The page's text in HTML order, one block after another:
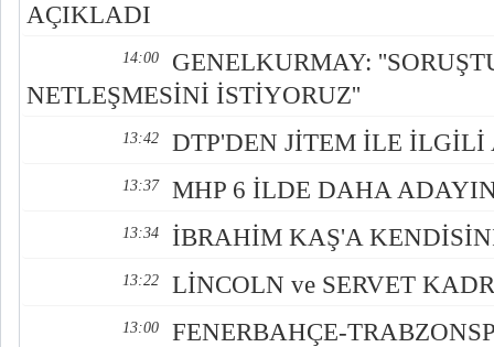
AÇIKLADI
14:00
GENELKURMAY:
NETLEŞMESİNİ İSTİYORUZ''
13:42 DTP'DEN JİTEM İLE
13:37 MHP 6 İLDE DAHA
13:34 İBRAHİM KAŞ'A
13:22 LİNCOLN ve SERVET
13:00
FENERBAHÇE-